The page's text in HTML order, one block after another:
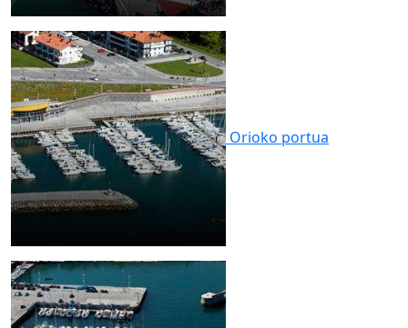
Orioko portua